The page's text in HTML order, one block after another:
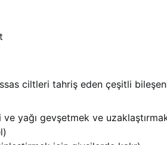
ciltleri tahriş eden çeşitli
yağı gevşetmek ve